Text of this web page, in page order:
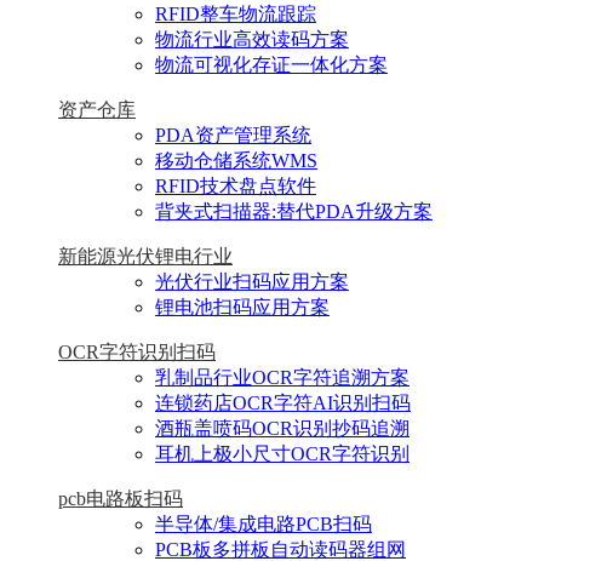
RFID整车物流跟踪
物流行业高效读码方案
物流可视化存证一体化方案
资产仓库
PDA资产管理系统
移动仓储系统WMS
RFID技术盘点软件
背夹式扫描器:替代PDA升级方案
新能源光伏锂电行业
光伏行业扫码应用方案
锂电池扫码应用方案
OCR字符识别扫码
乳制品行业OCR字符追溯方案
连锁药店OCR字符AI识别扫码
酒瓶盖喷码OCR识别抄码追溯
耳机上极小尺寸OCR字符识别
pcb电路板扫码
半导体/集成电路PCB扫码
PCB板多拼板自动读码器组网